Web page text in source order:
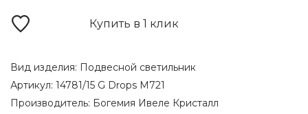
Купить в 1 клик
Вид изделия: Подвесной светильник
Артикул: 14781/15 G Drops M721
Производитель: Богемия Ивеле Кристалл